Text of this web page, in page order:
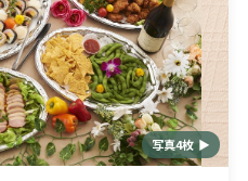
写真4枚 ▶